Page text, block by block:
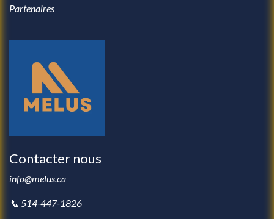
Partenaires
Contacter nous
info@melus.ca
📞 514-447-1826